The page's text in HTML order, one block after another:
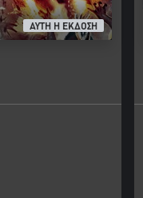
ΑΥΤΗ Η ΕΚΔΟΣΗ